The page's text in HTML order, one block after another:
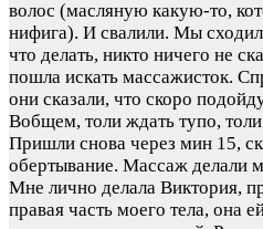
волос (масляную какую-то,
нифига). И свалили. Мы
что делать, никто ничего не
пошла искать массажисток.
они сказали, что скоро
Вобщем, толи ждать тупо,
Пришли снова через мин 15,
обертывание. Массаж делали
Мне лично делала Виктория,
правая часть моего тела, она